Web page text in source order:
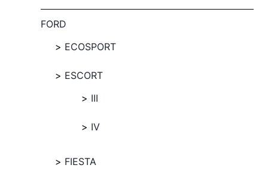
FORD
ECOSPORT
ESCORT
III
IV
FIESTA